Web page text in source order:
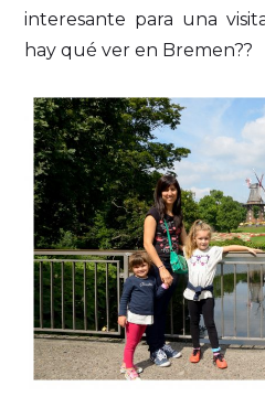
interesante para una
hay qué ver en Bremen??